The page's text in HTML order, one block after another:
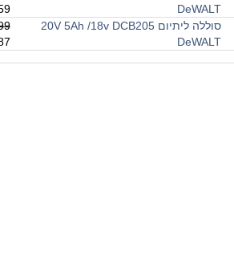
DeWALT
₪359
סוללה ליתיום 20V 5Ah /18v DCB205
DeWALT